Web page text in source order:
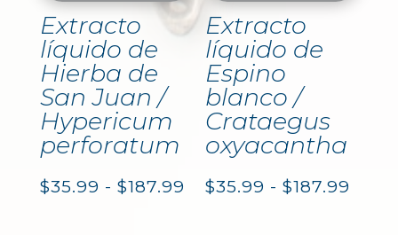
Extracto
líquido de
Hierba de
San Juan /
Hypericum
perforatum
$35.99 - $187.99 Rango
Extracto
líquido de
Espino
blanco /
Crataegus
oxyacantha
$35.99 - $187.99